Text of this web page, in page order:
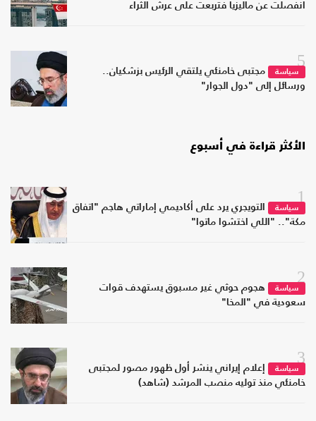
انفصلت عن ماليزيا فتربعت على عرش الثراء
5
سياسة
مجتبى خامنئي يلتقي الرئيس بزشكيان..
ورسائل إلى "دول الجوار"
الأكثر قراءة في أسبوع
1
سياسة
التويجري يرد على أكاديمي إماراتي هاجم "اتفاق
مكة".. "اللي اختشوا ماتوا"
2
سياسة
هجوم حوثي غير مسبوق يستهدف قوات
سعودية في "المخا"
3
سياسة
إعلام إيراني ينشر أول ظهور مصور لمجتبى
خامنئي منذ توليه منصب المرشد (شاهد)